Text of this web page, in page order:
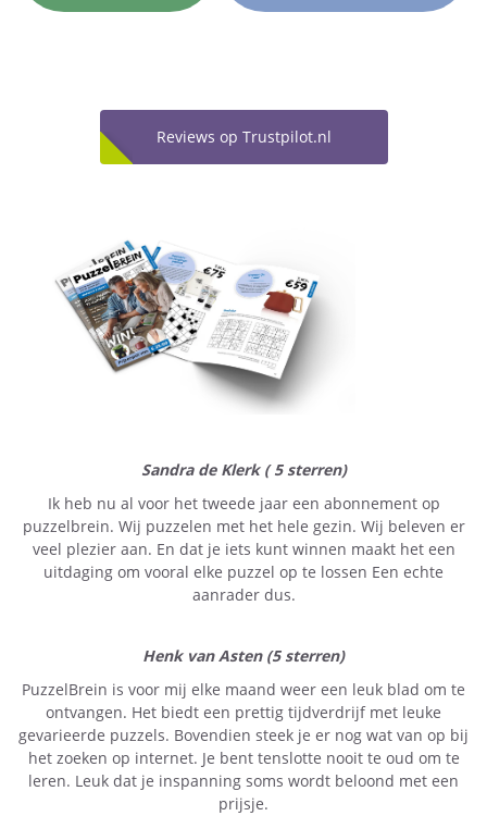
Reviews op Trustpilot.nl
Sandra de Klerk ( 5 sterren)
Ik heb nu al voor het tweede jaar een abonnement op
puzzelbrein. Wij puzzelen met het hele gezin. Wij beleven er
veel plezier aan. En dat je iets kunt winnen maakt het een
uitdaging om vooral elke puzzel op te lossen Een echte
aanrader dus.
Henk van Asten (5 sterren)
PuzzelBrein is voor mij elke maand weer een leuk blad om te
ontvangen. Het biedt een prettig tijdverdrijf met leuke
gevarieerde puzzels. Bovendien steek je er nog wat van op bij
het zoeken op internet. Je bent tenslotte nooit te oud om te
leren. Leuk dat je inspanning soms wordt beloond met een
prijsje.